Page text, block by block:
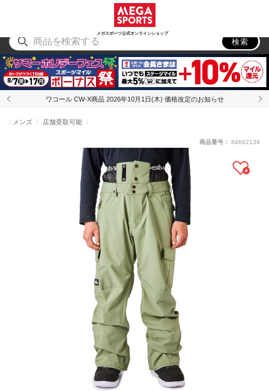
メガスポーツ公式オンラインショップ
アウトドア
検索
ワコール CW-X商品 2026年10月1日(木) 価格改定のお知らせ
メンズ 店舗受取可能
商品番号： 84662139